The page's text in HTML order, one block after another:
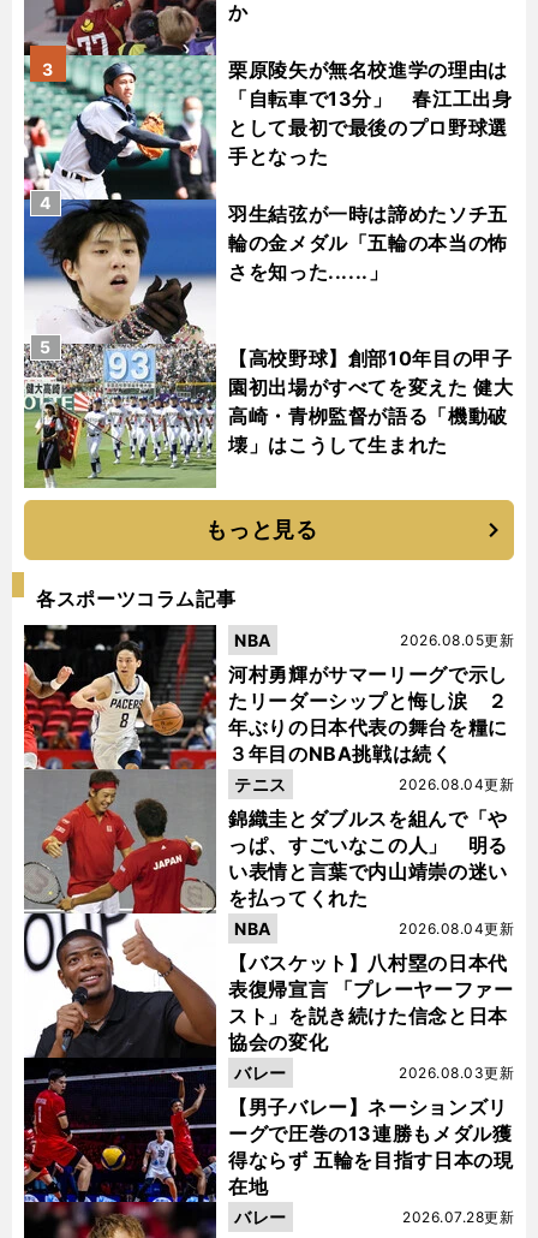
か
栗原陵矢が無名校進学の理由は
「自転車で13分」 春江工出身
として最初で最後のプロ野球選
手となった
3
羽生結弦が一時は諦めたソチ五
輪の金メダル「五輪の本当の怖
さを知った......」
4
【高校野球】創部10年目の甲子
園初出場がすべてを変えた 健大
高崎・青栁監督が語る「機動破
壊」はこうして生まれた
5
もっと見る
各スポーツコラム記事
河村勇輝がサマーリーグで示し
たリーダーシップと悔し涙 ２
年ぶりの日本代表の舞台を糧に
３年目のNBA挑戦は続く
2026.08.05更新
NBA
錦織圭とダブルスを組んで「や
っぱ、すごいなこの人」 明る
い表情と言葉で内山靖崇の迷い
を払ってくれた
2026.08.04更新
テニス
【バスケット】八村塁の日本代
表復帰宣言 「プレーヤーファー
スト」を説き続けた信念と日本
協会の変化
2026.08.04更新
NBA
【男子バレー】ネーションズリ
ーグで圧巻の13連勝もメダル獲
得ならず 五輪を目指す日本の現
在地
2026.08.03更新
バレー
2026.07.28更新
バレー